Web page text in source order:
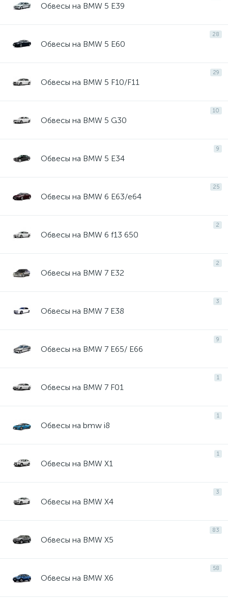
Обвесы на BMW 5 E39
28
Обвесы на BMW 5 E60
29
Обвесы на BMW 5 F10/F11
10
Обвесы на BMW 5 G30
9
Обвесы на BMW 5 Е34
25
Обвесы на BMW 6 E63/e64
2
Обвесы на BMW 6 f13 650
2
Обвесы на BMW 7 E32
3
Обвесы на BMW 7 E38
9
Обвесы на BMW 7 E65/ E66
1
Обвесы на BMW 7 F01
1
Обвесы на bmw i8
1
Обвесы на BMW X1
3
Обвесы на BMW X4
83
Обвесы на BMW X5
58
Обвесы на BMW X6